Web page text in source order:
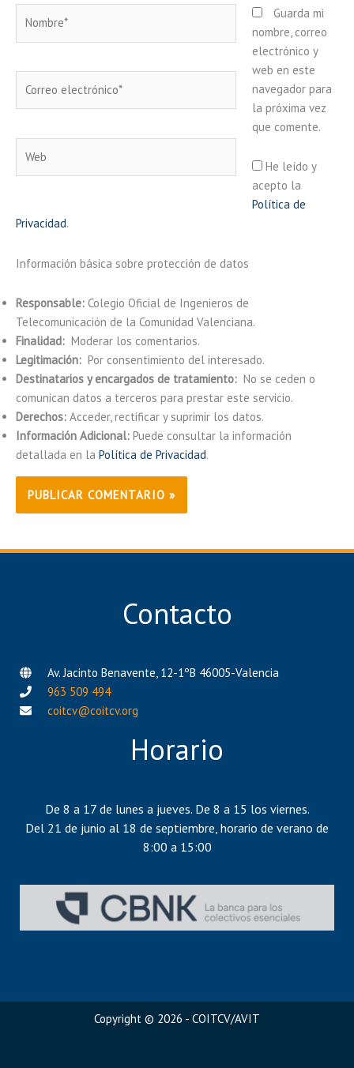
electrónico*
Guarda mi
nombre, correo
electrónico y
web en este
navegador para
la próxima vez
que comente.
He leído y
acepto la
Política de
Privacidad.
Información básica sobre protección de datos
Responsable: Colegio Oficial de Ingenieros de
Telecomunicación de la Comunidad Valenciana.
Finalidad: Moderar los comentarios.
Legitimación: Por consentimiento del interesado.
Destinatarios y encargados de tratamiento: No se ceden o
comunican datos a terceros para prestar este servicio.
Derechos: Acceder, rectificar y suprimir los datos.
Información Adicional: Puede consultar la información
detallada en la Política de Privacidad.
Contacto
Av. Jacinto Benavente, 12-1ºB 46005-Valencia
963 509 494
coitcv@coitcv.org
Horario
De 8 a 17 de lunes a jueves. De 8 a 15 los viernes.
Del 21 de junio al 18 de septiembre, horario de verano de
8:00 a 15:00
Copyright © 2026 - COITCV/AVIT